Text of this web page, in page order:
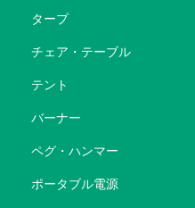
タープ
チェア・テーブル
テント
バーナー
ペグ・ハンマー
ポータブル電源